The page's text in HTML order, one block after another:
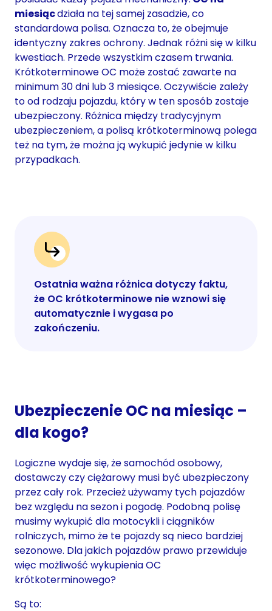
miesiącdziała na tej samej zasadzie, co
standardowa polisa. Oznacza to, że obejmuje
identyczny zakres ochrony. Jednak różni się w kilku
kwestiach. Przede wszystkim czasem trwania.
Krótkoterminowe OC może zostać zawarte na
minimum 30 dni lub 3 miesiące. Oczywiście zależy
to od rodzaju pojazdu, który w ten sposób zostaje
ubezpieczony. Różnica między tradycyjnym
ubezpieczeniem, a polisą krótkoterminową polega
też na tym, że można ją wykupić jedynie w kilku
przypadkach.
Ostatnia ważna różnica dotyczy faktu,
że OC krótkoterminowe nie wznowi się
automatycznie i wygasa po
zakończeniu.
Ubezpieczenie OC na miesiąc –
dla kogo?
Logiczne wydaje się, że samochód osobowy,
dostawczy czy ciężarowy musi być ubezpieczony
przez cały rok. Przecież używamy tych pojazdów
bez względu na sezon i pogodę. Podobną polisę
musimy wykupić dla motocykli i ciągników
rolniczych, mimo że te pojazdy są nieco bardziej
sezonowe. Dla jakich pojazdów prawo przewiduje
więc możliwość wykupienia OC
krótkoterminowego?
Są to: